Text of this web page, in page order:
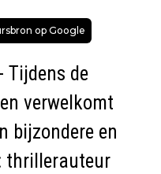
op Google
Tijdens de
verwelkomt
bijzondere en
thrillerauteur